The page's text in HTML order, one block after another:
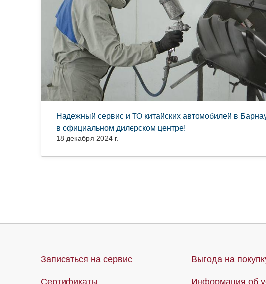
Надежный сервис и ТО китайских автомобилей в
в официальном дилерском центре!
18 декабря 2024 г.
Записаться на сервис Выгода на
Сертификаты Информация об